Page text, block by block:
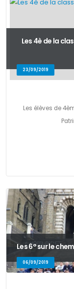
Les 4è de la
23/09/2019
Les élèves de
Les 6° sur le
06/09/2019